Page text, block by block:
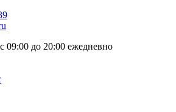
09:00 до 20:00 ежедневно